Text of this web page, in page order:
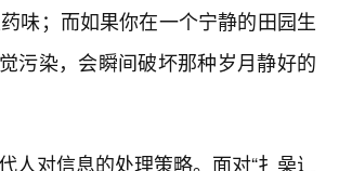
味；而如果你在一个宁静的田园生
污染，会瞬间破坏那种岁月静好的
对信息的处理策略。面对“扌喿辶